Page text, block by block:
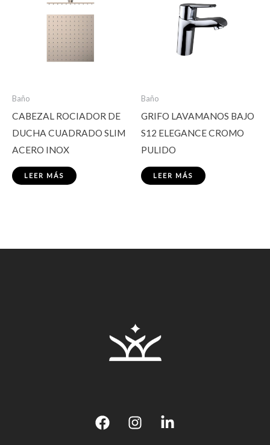
Baño
CABEZAL ROCIADOR DE
DUCHA CUADRADO SLIM
ACERO INOX
LEER MÁS
Baño
GRIFO LAVAMANOS BAJO
S12 ELEGANCE CROMO
PULIDO
LEER MÁS